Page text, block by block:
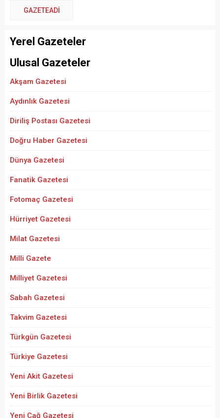
GAZETEADI
Yerel Gazeteler
Ulusal Gazeteler
Akşam Gazetesi
Aydınlık Gazetesi
Diriliş Postası Gazetesi
Doğru Haber Gazetesi
Dünya Gazetesi
Fanatik Gazetesi
Fotomaç Gazetesi
Hürriyet Gazetesi
Milat Gazetesi
Milli Gazete
Milliyet Gazetesi
Sabah Gazetesi
Takvim Gazetesi
Türkgün Gazetesi
Türkiye Gazetesi
Yeni Akit Gazetesi
Yeni Birlik Gazetesi
Yeni Çağ Gazetesi